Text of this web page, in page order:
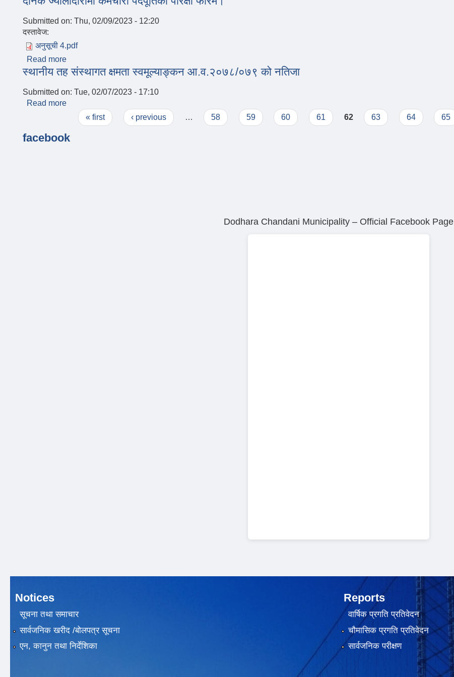
Submitted on: Thu, 02/09/2023 - 12:20
दस्तावेज:
अनुसूची 4.pdf
Read more
स्थानीय तह संस्थागत क्षमता स्वमूल्याङ्कन आ.व.२०७८/०७९ को नतिजा
Submitted on: Tue, 02/07/2023 - 17:10
Read more
« first ‹ previous … 58 59 60 61 62 63 64 65
facebook
Dodhara Chandani Municipality – Official Facebook Page
Notices
सूचना तथा समाचार
सार्वजनिक खरीद /बोलपत्र सूचना
एन, कानुन तथा निर्देशिका
Reports
वार्षिक प्रगति प्रतिवेदन
चौमासिक प्रगति प्रतिवेदन
सार्वजनिक परीक्षण